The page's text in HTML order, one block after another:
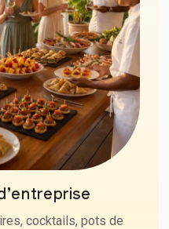
cocktails, pots de